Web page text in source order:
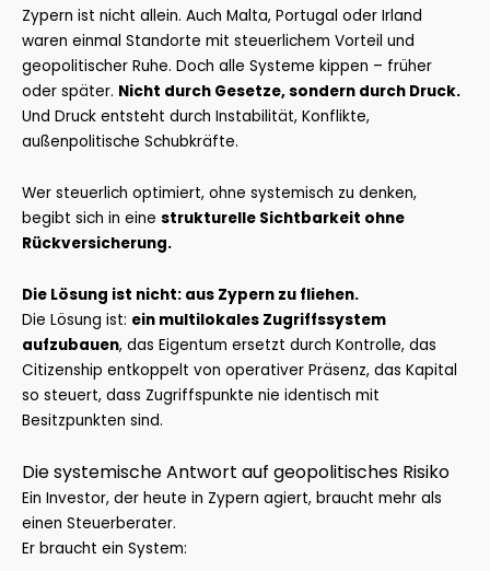
Zypern ist nicht allein. Auch Malta, Portugal oder Irland
waren einmal Standorte mit steuerlichem Vorteil und
geopolitischer Ruhe. Doch alle Systeme kippen – früher
oder später. Nicht durch Gesetze, sondern durch Druck.
Und Druck entsteht durch Instabilität, Konflikte,
außenpolitische Schubkräfte.
Wer steuerlich optimiert, ohne systemisch zu denken,
begibt sich in eine strukturelle Sichtbarkeit ohne
Rückversicherung.
Die Lösung ist nicht: aus Zypern zu fliehen.
Die Lösung ist: ein multilokales Zugriffssystem
aufzubauen, das Eigentum ersetzt durch Kontrolle, das
Citizenship entkoppelt von operativer Präsenz, das Kapital
so steuert, dass Zugriffspunkte nie identisch mit
Besitzpunkten sind.
Die systemische Antwort auf geopolitisches Risiko
Ein Investor, der heute in Zypern agiert, braucht mehr als
einen Steuerberater.
Er braucht ein System: